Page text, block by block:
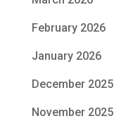
February 2026
January 2026
December 2025
November 2025